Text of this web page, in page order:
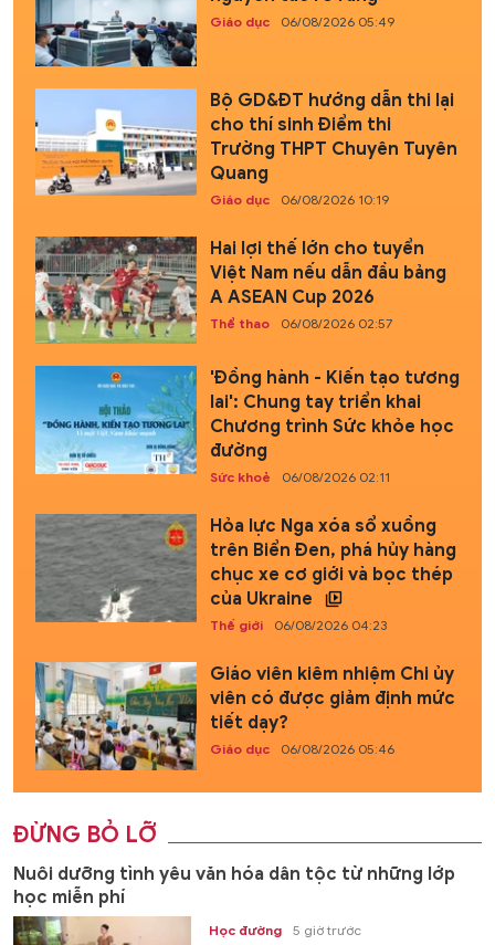
Giáo dục 06/08/2026 05:49
Bộ GD&ĐT hướng dẫn thi lại
cho thí sinh Điểm thi
Trường THPT Chuyên Tuyên
Quang
Giáo dục 06/08/2026 10:19
Hai lợi thế lớn cho tuyển
Việt Nam nếu dẫn đầu bảng
A ASEAN Cup 2026
Thể thao 06/08/2026 02:57
'Đồng hành - Kiến tạo tương
lai': Chung tay triển khai
Chương trình Sức khỏe học
đường
Sức khoẻ 06/08/2026 02:11
Hỏa lực Nga xóa sổ xuồng
trên Biển Đen, phá hủy hàng
chục xe cơ giới và bọc thép
của Ukraine
Thế giới 06/08/2026 04:23
Giáo viên kiêm nhiệm Chi ủy
viên có được giảm định mức
tiết dạy?
Giáo dục 06/08/2026 05:46
ĐỪNG BỎ LỠ
Nuôi dưỡng tình yêu văn hóa dân tộc từ những lớp
học miễn phí
Học đường 5 giờ trước